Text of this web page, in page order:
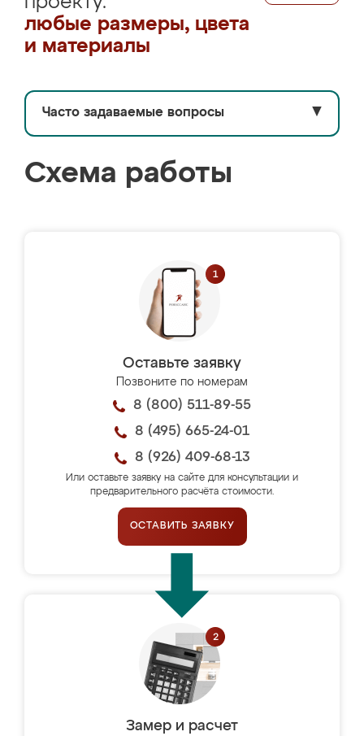
любые размеры, цвета
и материалы
Часто задаваемые вопросы ▼
Схема работы
Оставьте заявку
Позвоните по номерам
8 (800) 511-89-55
8 (495) 665-24-01
8 (926) 409-68-13
Или оставьте заявку на сайте для консультации и
предварительного расчёта стоимости.
ОСТАВИТЬ ЗАЯВКУ
Замер и расчет